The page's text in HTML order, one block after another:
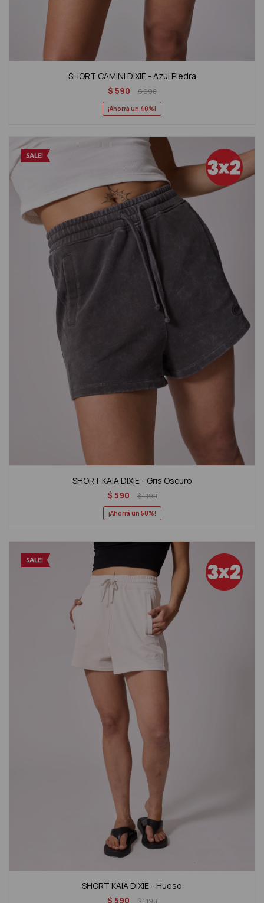
SHORT CAMINI DIXIE - Azul Piedra
$ 590 $990
40
SHORT KAIA DIXIE - Gris Oscuro
$ 590 $1.190
50
SHORT KAIA DIXIE - Hueso
$ 590 $1.190